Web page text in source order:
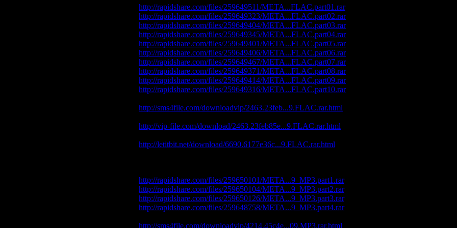
http://rapidshare.com/files/259649511/META...FLAC.part01.rar
http://rapidshare.com/files/259649323/META...FLAC.part02.rar
http://rapidshare.com/files/259649404/META...FLAC.part03.rar
http://rapidshare.com/files/259649345/META...FLAC.part04.rar
http://rapidshare.com/files/259649401/META...FLAC.part05.rar
http://rapidshare.com/files/259649406/META...FLAC.part06.rar
http://rapidshare.com/files/259649467/META...FLAC.part07.rar
http://rapidshare.com/files/259649371/META...FLAC.part08.rar
http://rapidshare.com/files/259649414/META...FLAC.part09.rar
http://rapidshare.com/files/259649316/META...FLAC.part10.rar
http://sms4file.com/downloadvip/2463.23feb...9.FLAC.rar.html
http://vip-file.com/download/2463.23feb85e...9.FLAC.rar.html
http://letitbit.net/download/6690.6177e36c...9.FLAC.rar.html
http://rapidshare.com/files/259650101/META...9_MP3.part1.rar
http://rapidshare.com/files/259650104/META...9_MP3.part2.rar
http://rapidshare.com/files/259650126/META...9_MP3.part3.rar
http://rapidshare.com/files/259648758/META...9_MP3.part4.rar
http://sms4file.com/downloadvip/4214.45c4e...09.MP3.rar.html